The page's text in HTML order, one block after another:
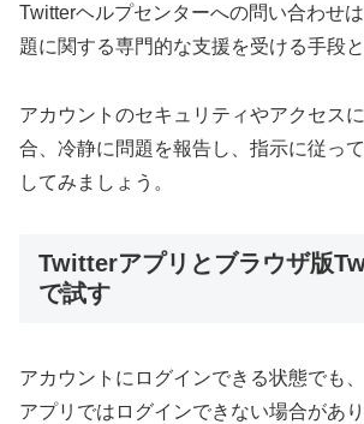
Twitterヘルプセンターへの問い合わせ
題に関する専門的な支援を受ける手段
アカウントのセキュリティやアクセス
合、冷静に問題を報告し、指示に従っ
してみましょう。
Twitterアプリとブラウザ版
で試す
アカウントにログインできる状態でも
アプリではログインできない場合があり